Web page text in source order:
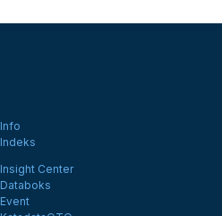
Info
Indeks
Insight Center
Databoks
Event